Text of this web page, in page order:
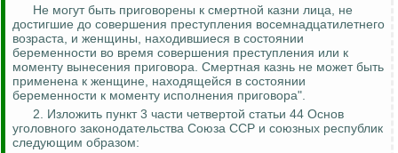
Не могут быть приговорены к смертной казни лица, не
достигшие до совершения преступления восемнадцатилетнего
возраста, и женщины, находившиеся в состоянии
беременности во время совершения преступления или к
моменту вынесения приговора. Смертная казнь не может быть
применена к женщине, находящейся в состоянии
беременности к моменту исполнения приговора".
2. Изложить пункт 3 части четвертой статьи 44 Основ
уголовного законодательства Союза ССР и союзных республик
следующим образом: